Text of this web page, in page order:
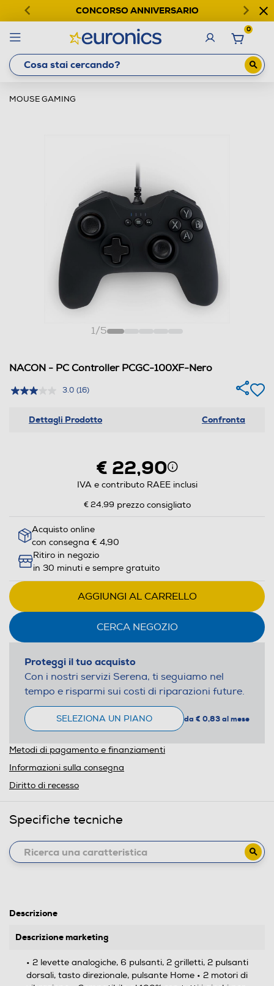
CONCORSO ANNIVERSARIO
0
MOUSE GAMING
1/5
NACON - PC Controller PCGC-100XF-Nero
3.0 (16)
Dettagli Prodotto Confronta
€ 22,90
IVA e contributo RAEE inclusi
€ 24,99 prezzo consigliato
Acquisto online
con consegna € 4,90
Ritiro in negozio
in 30 minuti e sempre gratuito
AGGIUNGI AL CARRELLO
CERCA NEGOZIO
Proteggi il tuo acquisto
Con i nostri servizi Serena, ti seguiamo nel
tempo e risparmi sui costi di riparazioni future.
SELEZIONA UN PIANO da € 0,83 al mese
Metodi di pagamento e finanziamenti
Informazioni sulla consegna
Diritto di recesso
Specifiche tecniche
Descrizione
Descrizione marketing
• 2 levette analogiche, 6 pulsanti, 2 grilletti, 2 pulsanti
dorsali, tasto direzionale, pulsante Home • 2 motori di